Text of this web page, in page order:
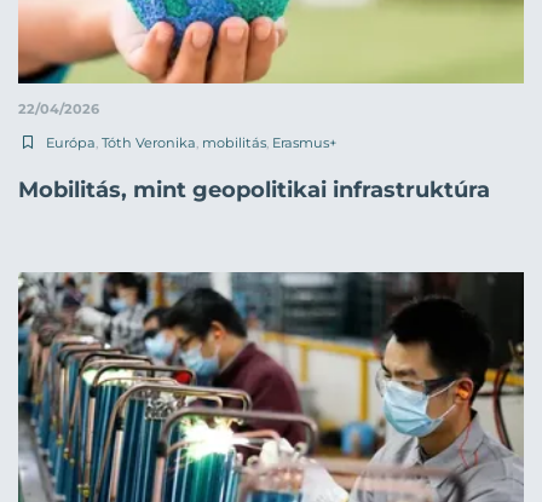
22/04/2026
Európa, Tóth Veronika, mobilitás, Erasmus+
Mobilitás, mint geopolitikai infrastruktúra